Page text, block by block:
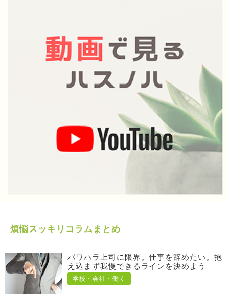
煩悩スッキリコラムまとめ
パワハラ上司に限界。仕事を辞めたい。抱
え込まず我慢できるラインを決めよう
学校・会社・働く